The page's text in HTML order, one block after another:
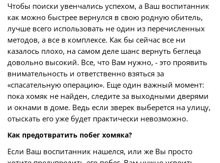
Чтобы поиски увенчались успехом, а Ваш воспитанник
как можно быстрее вернулся в свою родную обитель,
лучше всего использовать не один из перечисленных
методов, а все в комплексе. Как бы сейчас все ни
казалось плохо, на самом деле шанс вернуть беглеца
довольно высокий. Все, что Вам нужно, - это проявить
внимательность и ответственно взяться за
«спасательную операцию». Еще один важный момент:
пока хомяк не найден, следите за выходными дверями
и окнами в доме. Ведь если зверек выберется на улицу,
отыскать его уже будет практически невозможно.
Как предотвратить побег хомяка?
Если Ваш воспитанник нашелся, или же Вы просто